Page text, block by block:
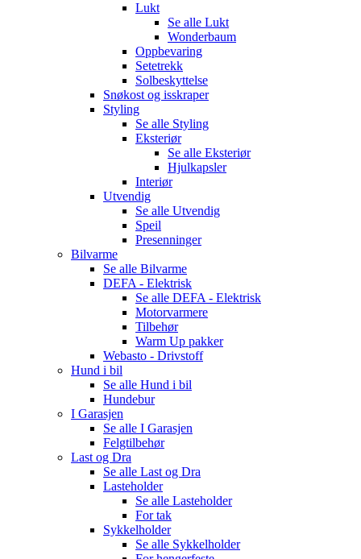
Lukt
Se alle Lukt
Wonderbaum
Oppbevaring
Setetrekk
Solbeskyttelse
Snøkost og isskraper
Styling
Se alle Styling
Eksteriør
Se alle Eksteriør
Hjulkapsler
Interiør
Utvendig
Se alle Utvendig
Speil
Presenninger
Bilvarme
Se alle Bilvarme
DEFA - Elektrisk
Se alle DEFA - Elektrisk
Motorvarmere
Tilbehør
Warm Up pakker
Webasto - Drivstoff
Hund i bil
Se alle Hund i bil
Hundebur
I Garasjen
Se alle I Garasjen
Felgtilbehør
Last og Dra
Se alle Last og Dra
Lasteholder
Se alle Lasteholder
For tak
Sykkelholder
Se alle Sykkelholder